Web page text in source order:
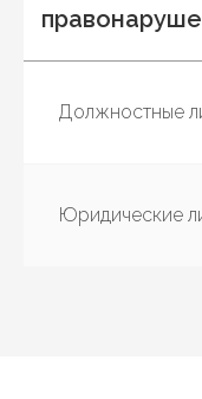
Должностные
Юридические